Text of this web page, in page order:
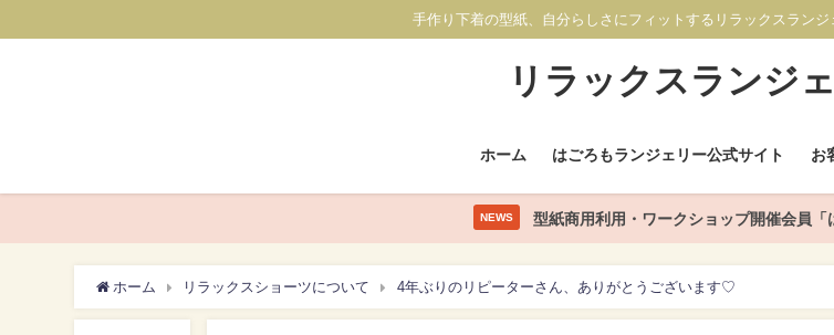
手作り下着の型紙、自分らしさにフィットするリラックスランジ
リラックスランジ
ホーム はごろもランジェリー公式サイト お
NEWS 型紙商用利用・ワークショップ開催会員
ホーム リラックスショーツについて 4年ぶりのリピーターさん、ありがとうございます♡